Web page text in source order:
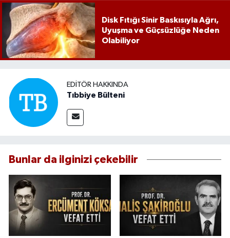
Disk Fıtığı Sinir Baskısıyla Ağrı,
Uyuşma ve Güçsüzlüğe Neden
Olabiliyor
EDITÖR HAKKINDA
Tıbbiye Bülteni
Bunlar da ilginizi çekebilir